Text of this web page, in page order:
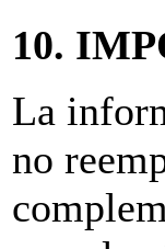
10.
La
no